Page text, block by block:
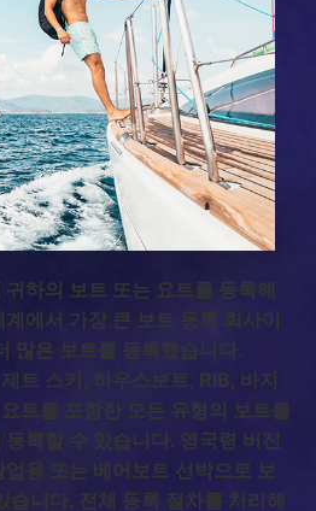
하의 보트 또는 요트를 등록해
에서 가장 큰 보트 등록 회사이
많은 보트를 등록했습니다.
트 스키, 하우스보트, RIB, 바지
트를 포함한 모든 유형의 보트를
록할 수 있습니다. 영국령 버진
용 또는 베어보트 선박으로 보
습니다. 전체 등록 절차를 처리해